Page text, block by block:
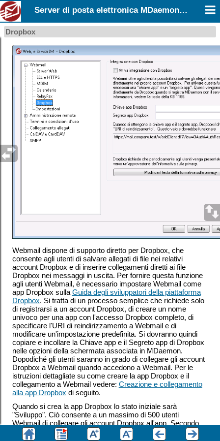
Server di posta elettronica MDaemon 26.0
Dropbox
Webmail dispone di supporto diretto per Dropbox, che
consente agli utenti di salvare allegati di file nei relativi
account Dropbox e di inserire collegamenti diretti ai file
Dropbox nei messaggi in uscita. Per fornire questa funzione
agli utenti Webmail, è necessario impostare Webmail come
app Dropbox sulla Guida degli sviluppatori della piattaforma
Dropbox. Si tratta di un processo semplice che richiede solo
di registrarsi a un account Dropbox, di creare un nome
univoco per una app con l'accesso Dropbox completo, di
specificare l'URI di reindirizzamento a Webmail e di
modificare un'impostazione predefinita. Si dovranno quindi
copiare e incollare la Chiave app e il Segreto app di Dropbox
nelle opzioni della schermata associata in MDaemon.
Dopodiché gli utenti saranno in grado di collegare gli account
Dropbox a Webmail quando accedono a Webmail. Per le
istruzioni dettagliate su come creare la app Dropbox e il
collegamento a Webmail vedere: Creazione e collegamento
alla app Dropbox di seguito.
Quando si crea la app Dropbox lo stato iniziale sarà
"Sviluppo". Ciò consente a un massimo di 500 utenti
Webmail di collegare gli account Dropbox all'app. Secondo
Dropbox, comunque, "dopo che l'app ha collegato 50 utenti